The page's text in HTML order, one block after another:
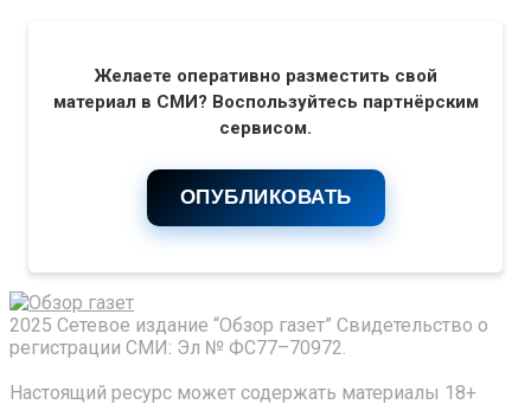
Желаете оперативно разместить свой
материал в СМИ? Воспользуйтесь партнёрским
сервисом.
ОПУБЛИКОВАТЬ
2025 Сетевое издание “Обзор газет” Свидетельство о
регистрации СМИ: Эл № ФС77–70972.
Настоящий ресурс может содержать материалы 18+